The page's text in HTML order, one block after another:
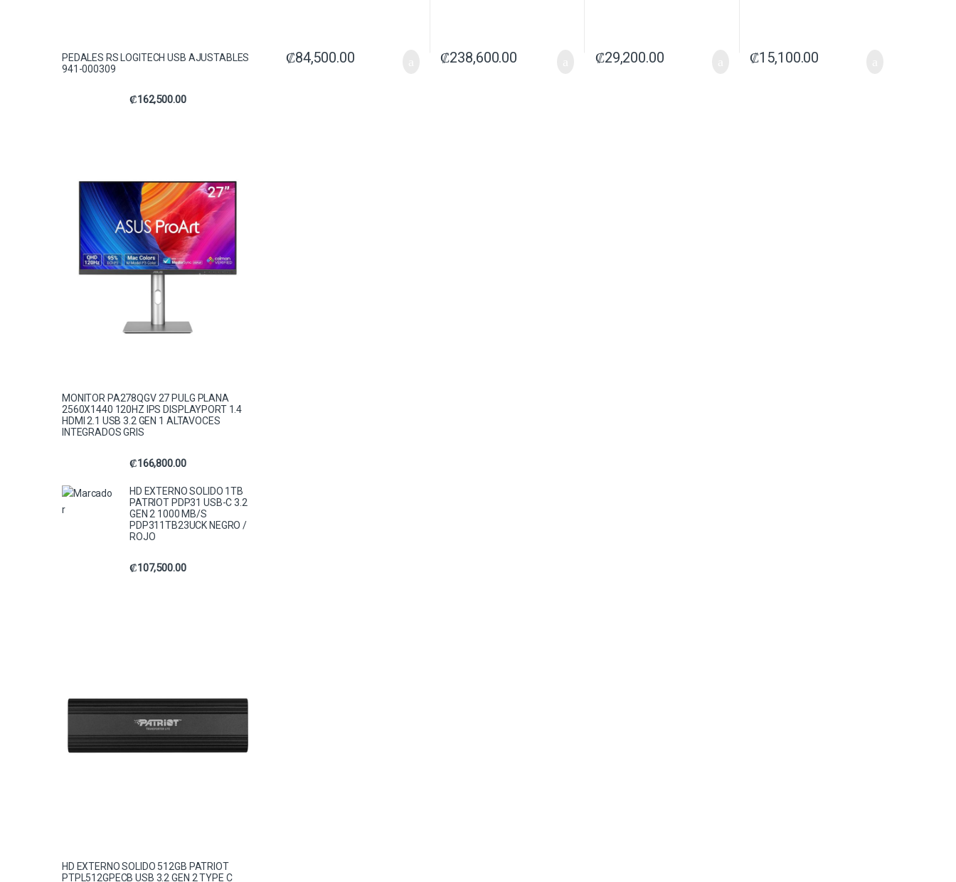
₡84,500.00 ₡238,600.00 ₡29,200.00 ₡15,100.00
PEDALES RS LOGITECH USB AJUSTABLES
941-000309
₡162,500.00
MONITOR PA278QGV 27 PULG PLANA
2560X1440 120HZ IPS DISPLAYPORT 1.4
HDMI 2.1 USB 3.2 GEN 1 ALTAVOCES
INTEGRADOS GRIS
₡166,800.00
HD EXTERNO SOLIDO 1TB
PATRIOT PDP31 USB-C 3.2
GEN 2 1000 MB/S
PDP311TB23UCK NEGRO /
ROJO
₡107,500.00
HD EXTERNO SOLIDO 512GB PATRIOT
PTPL512GPECB USB 3.2 GEN 2 TYPE C